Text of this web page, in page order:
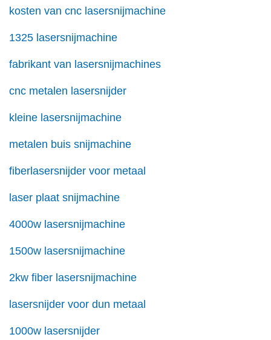
kosten van cnc lasersnijmachine
1325 lasersnijmachine
fabrikant van lasersnijmachines
cnc metalen lasersnijder
kleine lasersnijmachine
metalen buis snijmachine
fiberlasersnijder voor metaal
laser plaat snijmachine
4000w lasersnijmachine
1500w lasersnijmachine
2kw fiber lasersnijmachine
lasersnijder voor dun metaal
1000w lasersnijder